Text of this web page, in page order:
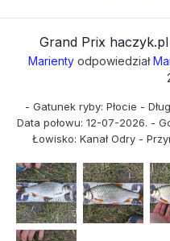
Grand Prix
Marientyodpowiedział
- Gatunek ryby: Płocie -
Data połowu: 12-07-2026. -
Łowisko: Kanał Odry -